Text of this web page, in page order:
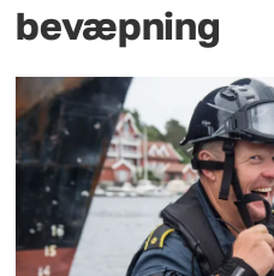
bevæpning